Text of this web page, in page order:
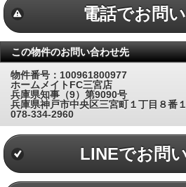
電話でお問
この物件のお問い合わせ先
物件番号：100961800977
ホームメイトFC三宮店
兵庫県知事（9）第9090号
兵庫県神戸市中央区三宮町１丁目８番
078-334-2960
LINEでお問